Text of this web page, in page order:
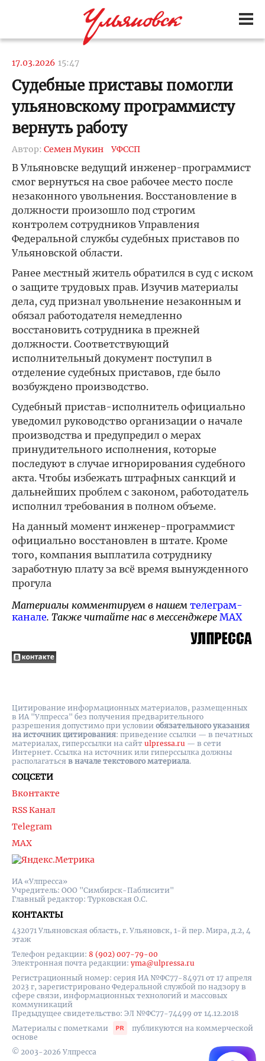
17.03.2026 15:47
Судебные приставы помогли
ульяновскому программисту
вернуть работу
Автор: Семен Мукин УФССП
В Ульяновске ведущий инженер-программист
смог вернуться на свое рабочее место после
незаконного увольнения. Восстановление в
должности произошло под строгим
контролем сотрудников Управления
Федеральной службы судебных приставов по
Ульяновской области.
Ранее местный житель обратился в суд с иском
о защите трудовых прав. Изучив материалы
дела, суд признал увольнение незаконным и
обязал работодателя немедленно
восстановить сотрудника в прежней
должности. Соответствующий
исполнительный документ поступил в
отделение судебных приставов, где было
возбуждено производство.
Судебный пристав-исполнитель официально
уведомил руководство организации о начале
производства и предупредил о мерах
принудительного исполнения, которые
последуют в случае игнорирования судебного
акта. Чтобы избежать штрафных санкций и
дальнейших проблем с законом, работодатель
исполнил требования в полном объеме.
На данный момент инженер-программист
официально восстановлен в штате. Кроме
того, компания выплатила сотруднику
заработную плату за всё время вынужденного
прогула
Материалы комментируем в нашем телеграм-
канале. Также читайте нас в мессенджере MAX
ИА «Улпресса»
Учредитель: ООО "Симбирск-Паблисити"
Главный редактор: Турковская О.С.
КОНТАКТЫ
432071 Ульяновская область, г. Ульяновск, 1-й пер. Мира, д.2, 4
этаж
Телефон редакции: 8 (902) 007-79-00
Электронная почта редакции: yma@ulpressa.ru
Регистрационный номер: серия ИА №ФС77-84971 от 17 апреля
2023 г, зарегистрировано Федеральной службой по надзору в
сфере связи, информационных технологий и массовых
коммуникаций
Предыдущее свидетельство: ЭЛ №ФС77-74499 от 14.12.2018
Материалы с пометками
публикуются на коммерческой
основе
© 2003-2026 Улпресса
СОЦСЕТИ
Вконтакте
RSS Канал
Telegram
MAX
Цитирование информационных материалов, размещенных
в ИА "Улпресса" без получения предварительного
разрешения допустимо при условии обязательного указания
на источник цитирования: приведение ссылки — в печатных
материалах, гиперссылки на cайт ulpressa.ru — в сети
Интернет. Ссылка на источник или гиперссылка должны
располагаться в начале текстового материала.